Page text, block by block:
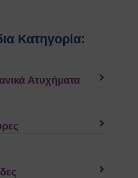
Κατηγορία:
Ατυχήματα